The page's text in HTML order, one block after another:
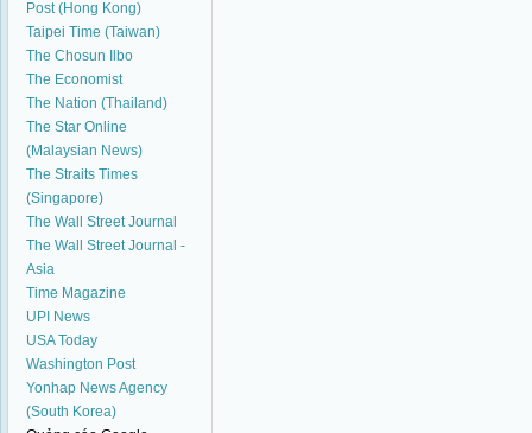
Post (Hong Kong)
Taipei Time (Taiwan)
The Chosun Ilbo
The Economist
The Nation (Thailand)
The Star Online
(Malaysian News)
The Straits Times
(Singapore)
The Wall Street Journal
The Wall Street Journal -
Asia
Time Magazine
UPI News
USA Today
Washington Post
Yonhap News Agency
(South Korea)